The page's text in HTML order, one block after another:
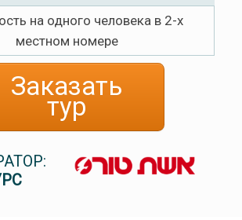
на одного человека в 2-х
местном номере
Заказать
тур